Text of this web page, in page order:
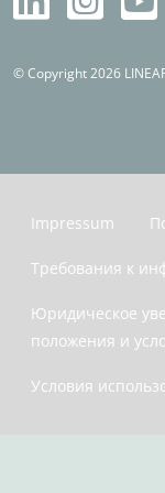
© Copyright 2026
Impressum
Требования к
Юридическое
положения и
Условия